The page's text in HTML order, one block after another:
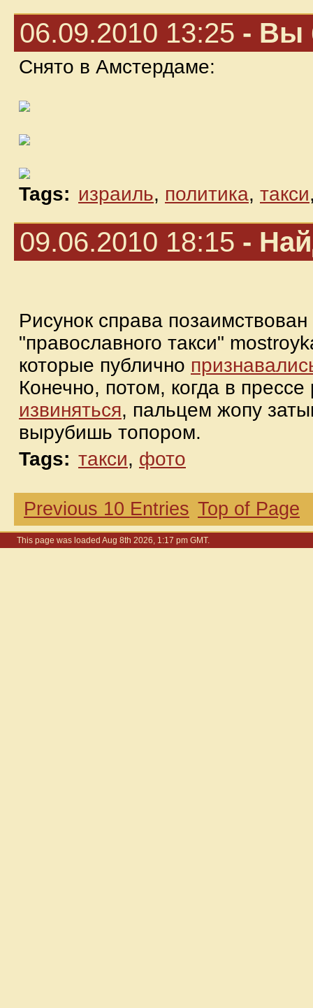
06.09.2010 13:25 - Вы
Снято в Амстердаме:
Tags: израиль, политика, такси
09.06.2010 18:15 -
Рисунок справа
"православного такси"
которые публично
Конечно, потом, когда в
извиняться, пальцем жопу
вырубишь топором.
Tags: такси, фото
Previous 10 Entries Top of Page
This page was loaded Aug 8th 2026, 1:17 pm GMT.